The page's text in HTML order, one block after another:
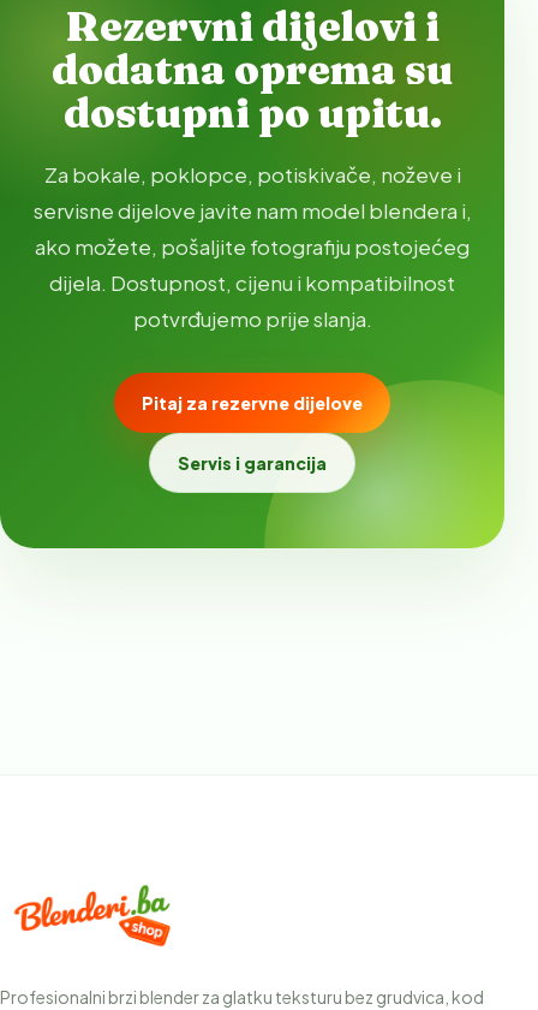
Rezervni dijelovi i
dodatna oprema su
dostupni po upitu.
Za bokale, poklopce, potiskivače, noževe i
servisne dijelove javite nam model blendera i,
ako možete, pošaljite fotografiju postojećeg
dijela. Dostupnost, cijenu i kompatibilnost
potvrđujemo prije slanja.
Pitaj za rezervne dijelove
Servis i garancija
Profesionalni brzi blender za glatku teksturu bez grudvica, kod